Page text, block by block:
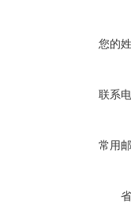
您的
联系
常用